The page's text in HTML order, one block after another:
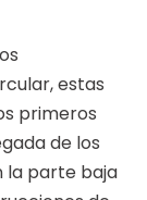
estas
primeros
de los
la parte baja